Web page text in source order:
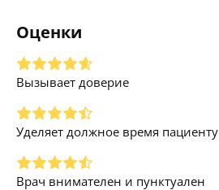
Оценки
Вызывает доверие
Уделяет должное время пациенту
Врач внимателен и пунктуален